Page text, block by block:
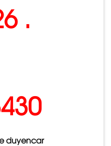
.
duyencar